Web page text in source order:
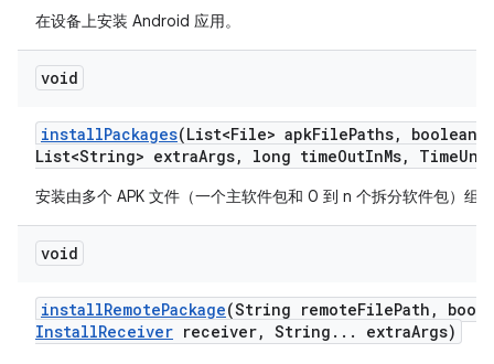
在设备上安装 Android 应用。
void
installPackages(List<File> apkFilePaths,
boolean
List<String> extraArgs, long timeOutInMs, Time
安装由多个 APK 文件（一个主软件包和 0 到 n 个拆分软件包）组
void
installRemotePackage(String remoteFilePath ,
InstallReceiver receiver, String . . . extraArgs)